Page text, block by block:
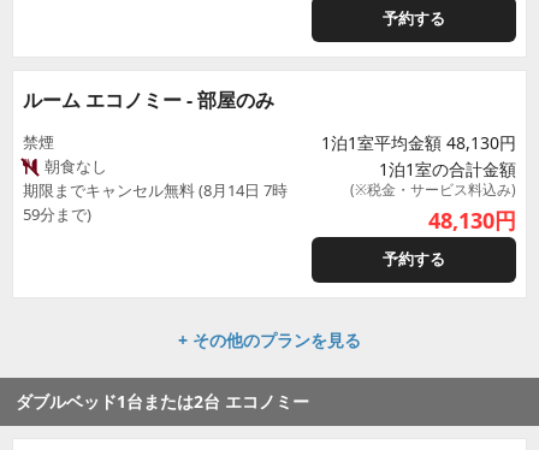
予約する
ルーム エコノミー - 部屋のみ
禁煙
朝食なし
期限までキャンセル無料 (8月14日 7時
59分まで)
1泊1室平均金額 48,130円
1泊1室の合計金額
(※税金・サービス料込み)
48,130円
予約する
+ その他のプランを見る
ダブルベッド1台または2台 エコノミー